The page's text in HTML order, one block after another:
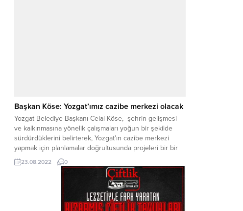
Başkan Köse: Yozgat’ımız cazibe merkezi olacak
Yozgat Belediye Başkanı Celal Köse, şehrin gelişmesi
ve kalkınmasına yönelik çalışmaları yoğun bir şekilde
sürdürdüklerini belirterek, Yozgat’ın cazibe merkezi
yapmak için planlamalar doğrultusunda projeleri bir bir
gerçekleştirdiklerini söyledi.
23.08.2022 0